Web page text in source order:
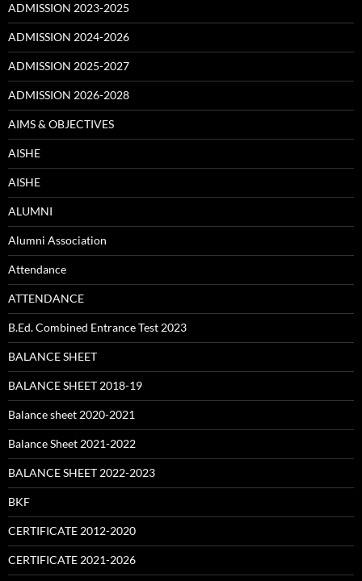
ADMISSION 2023-2025
ADMISSION 2024-2026
ADMISSION 2025-2027
ADMISSION 2026-2028
AIMS & OBJECTIVES
AISHE
AISHE
ALUMNI
Alumni Association
Attendance
ATTENDANCE
B.Ed. Combined Entrance Test 2023
BALANCE SHEET
BALANCE SHEET 2018-19
Balance sheet 2020-2021
Balance Sheet 2021-2022
BALANCE SHEET 2022-2023
BKF
CERTIFICATE 2012-2020
CERTIFICATE 2021-2026